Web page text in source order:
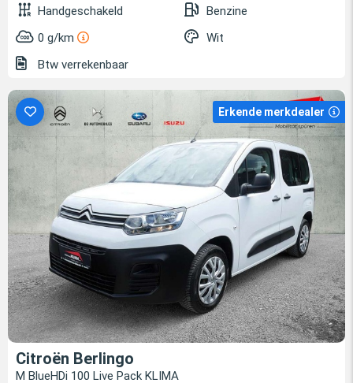
Handgeschakeld
Benzine
0 g/km
Wit
Btw verrekenbaar
Erkende merkdealer
Citroën Berlingo
M BlueHDi 100 Live Pack KLIMA